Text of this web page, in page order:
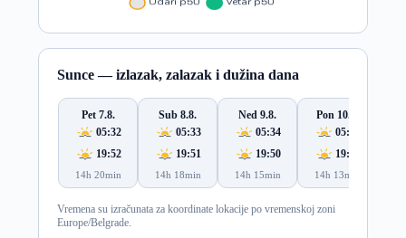
Sunce — izlazak, zalazak i dužina dana
Pet 7.8.
05:32
19:52
14h 20min
Sub 8.8.
05:33
19:51
14h 18min
Ned 9.8.
05:34
19:50
14h 15min
Pon 10.8.
05:35
19:48
14h 13min
Vremena su izračunata za koordinate lokacije po vremenskoj zoni
Europe/Belgrade.